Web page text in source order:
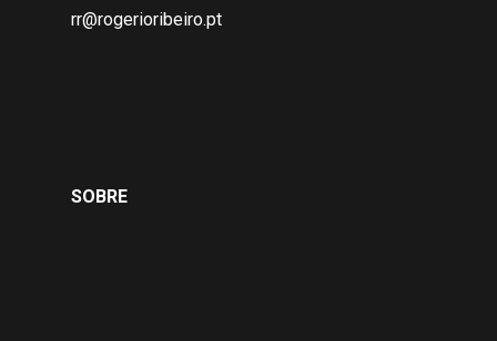
rr@rogerioribeiro.pt
SOBRE